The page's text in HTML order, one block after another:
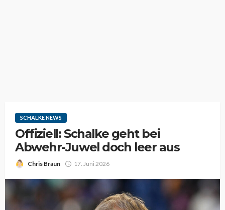
SCHALKE NEWS
Offiziell: Schalke geht bei
Abwehr-Juwel doch leer aus
Chris Braun 17. Juni 2026